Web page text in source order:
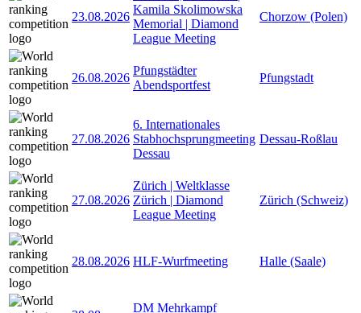
23.08.2026
Kamila Skolimowska
Memorial | Diamond
League Meeting
Chorzow (Polen)
26.08.2026
Pfungstädter
Abendsportfest
Pfungstadt
27.08.2026
6. Internationales
Stabhochsprungmeeting
Dessau
Dessau-Roßlau
27.08.2026
Zürich | Weltklasse
Zürich | Diamond
League Meeting
Zürich (Schweiz)
28.08.2026 HLF-Wurfmeeting Halle (Saale)
DM Mehrkampf